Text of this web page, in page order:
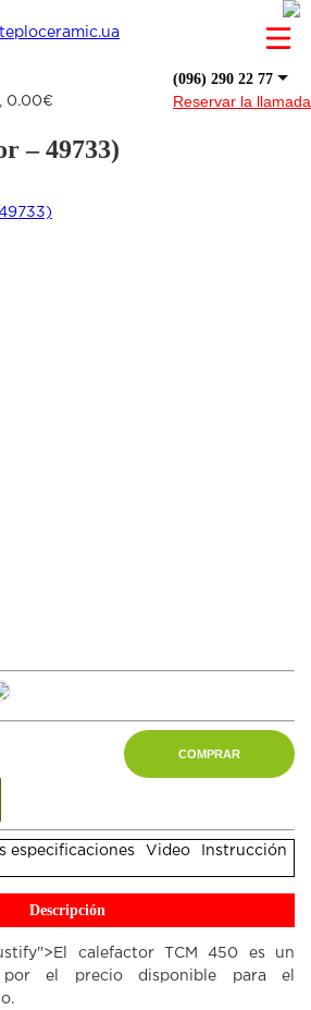
(096) 290 22 77
Reservar la llamada
0.00€
– 49733)
COMPRAR
especificaciones Instrucción
Video
Descripción
calefactor ТСМ 450 es un
por el precio disponible para el